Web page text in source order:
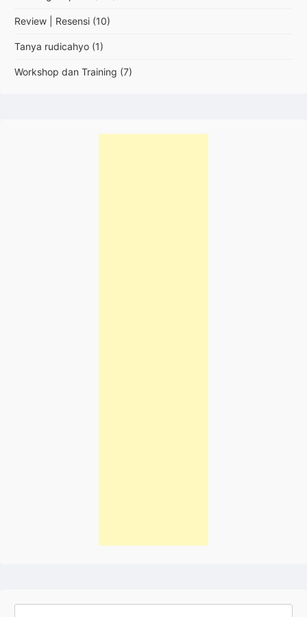
Review | Resensi (10)
Tanya rudicahyo (1)
Workshop dan Training (7)